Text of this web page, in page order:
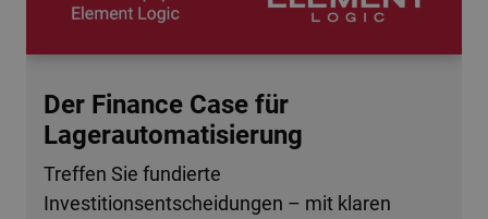
Der Finance Case für
Lagerautomatisierung
Treffen Sie fundierte
Investitionsentscheidungen – mit klaren